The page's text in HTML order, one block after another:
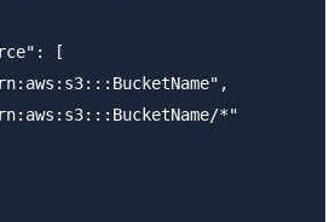
[
*"